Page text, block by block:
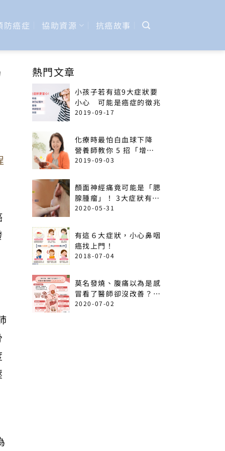
防癌症 協助資源 抗癌故事
熱門文章
小孩子若有這9大症狀要
小心 可能是癌症的徵兆
2019-09-17
化療時最怕白血球下降
營養師教你 5 招「增加
免疫力」菜單
2019-09-03
顏面神經痛竟可能是「腮
腺腫瘤」！ 3大症狀有癌
變可能
2020-05-31
有這６大症狀，小心鼻咽
癌找上門！
2018-07-04
莫名發燒、腹痛以為是感
冒看了醫師卻沒改善？出
現這6情形恐是急性白血
2020-07-02